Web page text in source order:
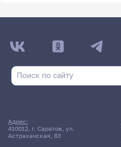
Адрес:
410012, г. Саратов, ул.
Астраханская, 83